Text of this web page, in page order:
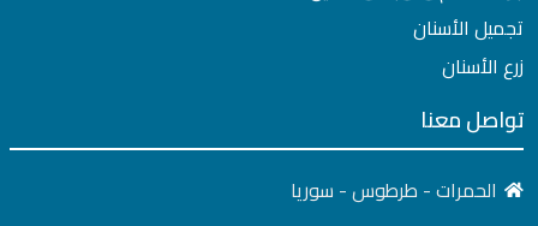
تجميل الأسنان
زرع الأسنان
تواصل معنا
الحمرات - طرطوس - سوريا